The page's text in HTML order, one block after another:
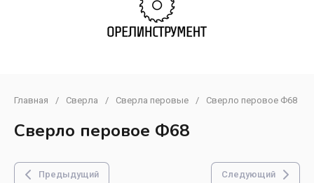
Главная / Сверла / Сверла перовые / Сверло перовое Ф68
Сверло перовое Ф68
Предыдущий Следующий